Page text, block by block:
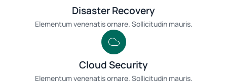
Disaster Recovery
Elementum venenatis ornare. Sollicitudin mauris.
Cloud Security
Elementum venenatis ornare. Sollicitudin mauris.